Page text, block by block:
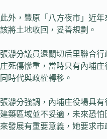
此外，豐原「八方夜市」近
該將土地收回，妥善規劃。
張瀞分議員還關切后里聯合
庄死傷慘重，當時只有內埔
同時代與政權轉移。
張瀞分強調，內埔庄役場具
建築區域並不妥適，未來恐
來發展有重要意義，她要求